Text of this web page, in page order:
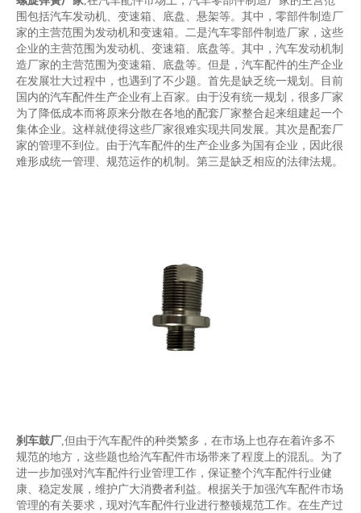
围包括汽车发动机、变速箱、底盘、悬架等。其中，零部件制造厂
家的主营范围为发动机和变速箱。二是汽车零部件制造厂家，这些
企业的主营范围为发动机、变速箱、底盘等。其中，汽车发动机制
造厂家的主营范围为变速箱、底盘等。但是，汽车配件的生产企业
在发展壮大过程中，也遇到了不少题。首先是缺乏统一规划。目前
国内的汽车配件生产企业有上百家。由于没有统一规划，很多厂家
为了降低成本而将原来分散在各地的配套厂家整合起来组建起一个
集体企业。这样就使得这些厂家很难实现共同发展。其次是配套厂
家的管理不到位。由于汽车配件的生产企业多为国有企业，因此很
难形成统一管理、规范运作的机制。第三是缺乏相应的法律法规。
刹车鼓厂,但由于汽车配件的种类繁多，在市场上也存在着许多不
规范的地方，这些题也给汽车配件市场带来了程度上的混乱。为了
进一步加强对汽车配件行业管理工作，保证整个汽车配件行业健
康、稳定发展，维护广大消费者利益。根据关于加强汽车配件市场
管理的有关要求，现对汽车配件行业进行整顿规范工作。在生产过